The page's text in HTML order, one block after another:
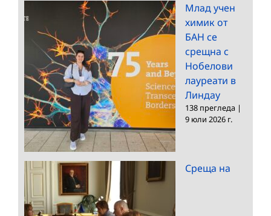
Млад учен
химик от
БАН се
срещна с
Нобелови
лауреати в
Линдау
138 прегледа |
9 юли 2026 г.
Среща на